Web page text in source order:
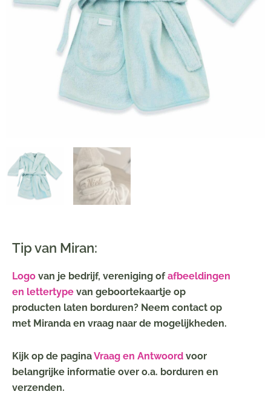
Tip van Miran:
Logo van je bedrijf, vereniging ofafbeeldingen
en lettertype van geboortekaartje op
producten laten borduren? Neem contact op
met Miranda en vraag naar de mogelijkheden.
Kijk op de paginaVraag en Antwoord voor
belangrijke informatie over o.a. borduren en
verzenden.